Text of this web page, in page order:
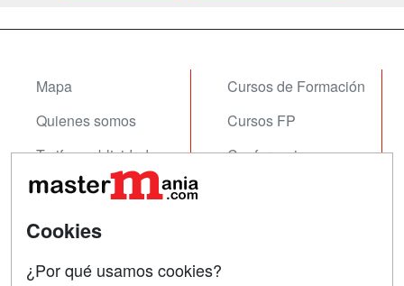
Mapa
Quienes somos
Tarifas publicidad
Acceso Usuarios
Acceso Centros
Cursos de Formación
Cursos FP
Conferencias
Cookies
¿Por qué usamos cookies?